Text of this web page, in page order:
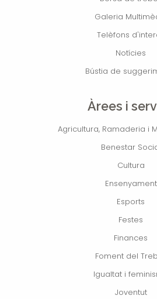
Galeria
Telèfons
Notícies
Bústia de
Àrees i
Agricultura, Ramaderia i
Benestar
Cultura
Ensenyament
Esports
Festes
Finances
Foment del
Igualtat i
Joventut